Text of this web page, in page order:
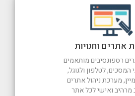
אתרים וחנויות
רספונסיבים מותאמים
המסכים, לטלפון ולגוגל,
מערכת ניהול אתרים
מרהיב ואישי לכל אתר